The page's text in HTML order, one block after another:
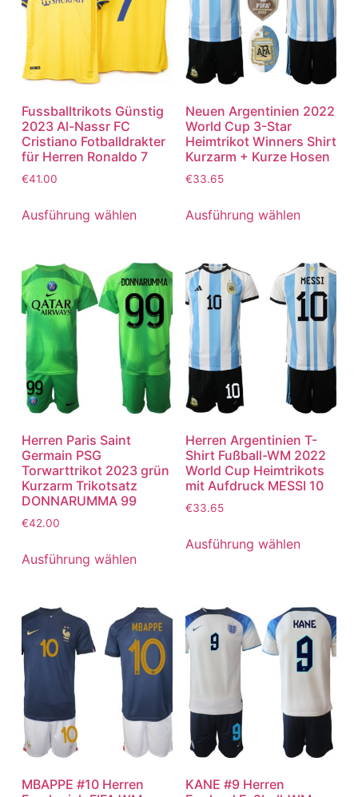
Fussballtrikots Günstig
2023 Al-Nassr FC
Cristiano Fotballdrakter
für Herren Ronaldo 7
€41.00
Ausführung wählen
Neuen Argentinien 2022
World Cup 3-Star
Heimtrikot Winners Shirt
Kurzarm + Kurze Hosen
€33.65
Ausführung wählen
Herren Paris Saint
Germain PSG
Torwarttrikot 2023 grün
Kurzarm Trikotsatz
DONNARUMMA 99
€42.00
Ausführung wählen
Herren Argentinien T-
Shirt Fußball-WM 2022
World Cup Heimtrikots
mit Aufdruck MESSI 10
€33.65
Ausführung wählen
MBAPPE #10 Herren
KANE #9 Herren